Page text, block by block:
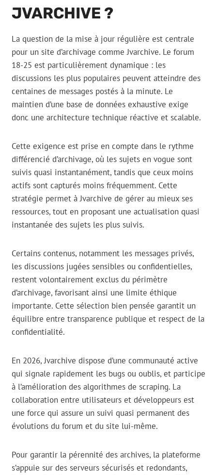
JVARCHIVE ?
La question de la mise à jour régulière est centrale
pour un site d’archivage comme Jvarchive. Le forum
18-25 est particulièrement dynamique : les
discussions les plus populaires peuvent atteindre des
centaines de messages postés à la minute. Le
maintien d’une base de données exhaustive exige
donc une architecture technique réactive et scalable.
Cette exigence est prise en compte dans le rythme
différencié d’archivage, où les sujets en vogue sont
suivis quasi instantanément, tandis que ceux moins
actifs sont capturés moins fréquemment. Cette
stratégie permet à Jvarchive de gérer au mieux ses
ressources, tout en proposant une actualisation quasi
instantanée des sujets les plus suivis.
Certains contenus, notamment les messages privés,
les discussions jugées sensibles ou confidentielles,
restent volontairement exclus du périmètre
d’archivage, favorisant ainsi une limite éthique
importante. Cette sélection bien pensée garantit un
équilibre entre transparence publique et respect de la
confidentialité.
En 2026, Jvarchive dispose d’une communauté active
qui signale rapidement les bugs ou oublis, et participe
à l’amélioration des algorithmes de scraping. La
collaboration entre utilisateurs et développeurs est
une force qui assure un suivi quasi permanent des
évolutions du forum et du site lui-même.
Pour garantir la pérennité des archives, la plateforme
s’appuie sur des serveurs sécurisés et redondants,